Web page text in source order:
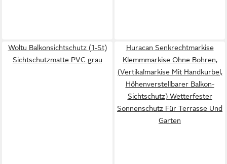
Woltu Balkonsichtschutz (1-St)
Sichtschutzmatte PVC grau
Huracan Senkrechtmarkise
Klemmmarkise Ohne Bohren,
(Vertikalmarkise Mit Handkurbel,
Höhenverstellbarer Balkon-
Sichtschutz) Wetterfester
Sonnenschutz Für Terrasse Und
Garten